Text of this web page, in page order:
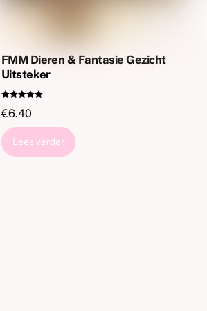
FMM Dieren & Fantasie Gezicht
Uitsteker
d
5.00
uit 5
€6.40
Lees verder